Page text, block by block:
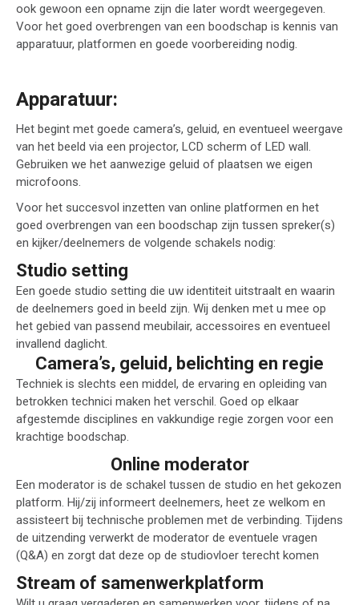
ook gewoon een opname zijn die later wordt weergegeven.
Voor het goed overbrengen van een boodschap is kennis van
apparatuur, platformen en goede voorbereiding nodig.
Apparatuur:
Het begint met goede camera’s, geluid, en eventueel weergave
van het beeld via een projector, LCD scherm of LED wall.
Gebruiken we het aanwezige geluid of plaatsen we eigen
microfoons.
Voor het succesvol inzetten van online platformen en het
goed overbrengen van een boodschap zijn tussen spreker(s)
en kijker/deelnemers de volgende schakels nodig:
Studio setting
Een goede studio setting die uw identiteit uitstraalt en waarin
de deelnemers goed in beeld zijn. Wij denken met u mee op
het gebied van passend meubilair, accessoires en eventueel
invallend daglicht.
Camera’s, geluid, belichting en regie
Techniek is slechts een middel, de ervaring en opleiding van
betrokken technici maken het verschil. Goed op elkaar
afgestemde disciplines en vakkundige regie zorgen voor een
krachtige boodschap.
Online moderator
Een moderator is de schakel tussen de studio en het gekozen
platform. Hij/zij informeert deelnemers, heet ze welkom en
assisteert bij technische problemen met de verbinding. Tijdens
de uitzending verwerkt de moderator de eventuele vragen
(Q&A) en zorgt dat deze op de studiovloer terecht komen
Stream of samenwerkplatform